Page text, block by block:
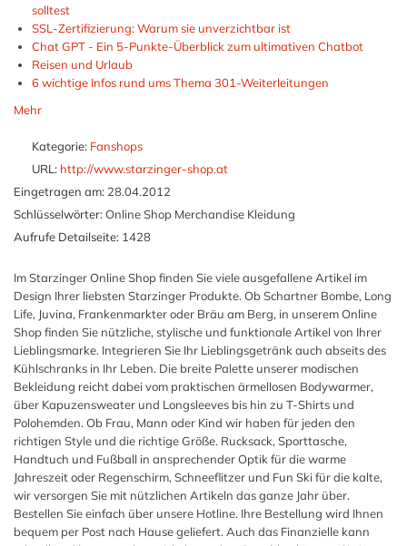
solltest
SSL-Zertifizierung: Warum sie unverzichtbar ist
Chat GPT - Ein 5-Punkte-Überblick zum ultimativen Chatbot
Reisen und Urlaub
6 wichtige Infos rund ums Thema 301-Weiterleitungen
Mehr
Kategorie: Fanshops
URL: http://www.starzinger-shop.at
Eingetragen am: 28.04.2012
Schlüsselwörter: Online Shop Merchandise Kleidung
Aufrufe Detailseite: 1428
Im Starzinger Online Shop finden Sie viele ausgefallene Artikel im
Design Ihrer liebsten Starzinger Produkte. Ob Schartner Bombe, Long
Life, Juvina, Frankenmarkter oder Bräu am Berg, in unserem Online
Shop finden Sie nützliche, stylische und funktionale Artikel von Ihrer
Lieblingsmarke. Integrieren Sie Ihr Lieblingsgetränk auch abseits des
Kühlschranks in Ihr Leben. Die breite Palette unserer modischen
Bekleidung reicht dabei vom praktischen ärmellosen Bodywarmer,
über Kapuzensweater und Longsleeves bis hin zu T-Shirts und
Polohemden. Ob Frau, Mann oder Kind wir haben für jeden den
richtigen Style und die richtige Größe. Rucksack, Sporttasche,
Handtuch und Fußball in ansprechender Optik für die warme
Jahreszeit oder Regenschirm, Schneeflitzer und Fun Ski für die kalte,
wir versorgen Sie mit nützlichen Artikeln das ganze Jahr über.
Bestellen Sie einfach über unsere Hotline. Ihre Bestellung wird Ihnen
bequem per Post nach Hause geliefert. Auch das Finanzielle kann